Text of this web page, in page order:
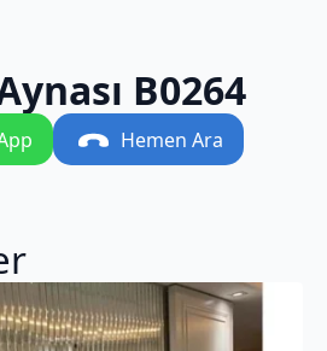
B0264
Hemen Ara